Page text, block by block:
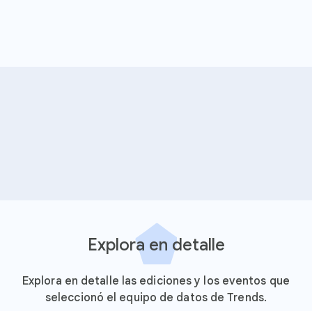
Explora en detalle
Explora en detalle las ediciones y los eventos que
seleccionó el equipo de datos de Trends.